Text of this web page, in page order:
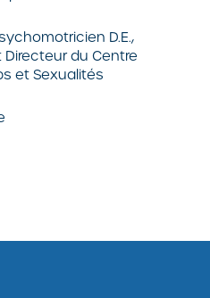
D.E.,
du Centre
et Sexualités